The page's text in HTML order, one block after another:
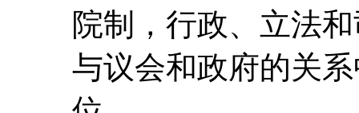
院制，行政、立法
与议会和政府的关